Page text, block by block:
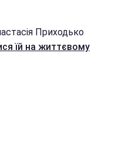
Приходько
їй на життєвому